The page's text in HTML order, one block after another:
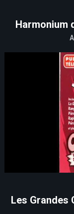
Harmonium
Les Grandes